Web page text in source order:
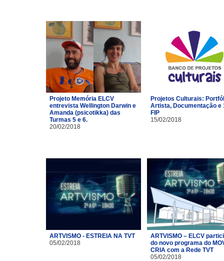
Projeto Memória ELCV
entrevista Wellington Darwin e
Amanda (psicotikka) das
Turmas 5 e 6.
20/02/2018
Projetos Culturais:
Artista, Documentação e
FIP
15/02/2018
ARTVISMO - ESTREIA NA TVT
05/02/2018
ARTVISMO – ELCV
do novo programa do
CRIA com a Rede TVT
05/02/2018